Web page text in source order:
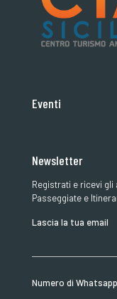
Eventi
Newsletter
Registrati e ricevi gli
Passeggiate e
Lascia la tua email
Numero di